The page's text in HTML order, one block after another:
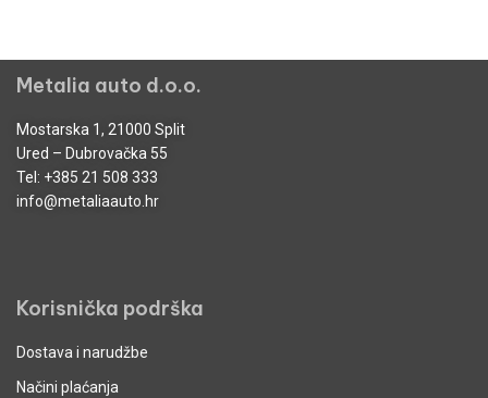
Metalia auto d.o.o.
Mostarska 1, 21000 Split
Ured – Dubrovačka 55
Tel: +385 21 508 333
info@metaliaauto.hr
Korisnička podrška
Dostava i narudžbe
Načini plaćanja